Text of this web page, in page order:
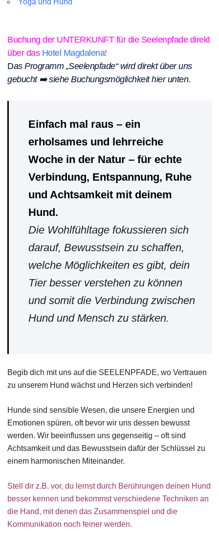
Buchung der UNTERKUNFT für die Seelenpfade direkt
über das Hotel Magdalena!
Das Programm „Seelenpfade“ wird direkt über uns
gebucht ➡️ siehe Buchungsmöglichkeit hier unten.
Einfach mal raus – ein
erholsames und lehrreiche
Woche in der Natur – für echte
Verbindung, Entspannung, Ruhe
und Achtsamkeit mit deinem
Hund.
Die Wohlfühltage fokussieren sich
darauf, Bewusstsein zu schaffen,
welche Möglichkeiten es gibt, dein
Tier besser verstehen zu können
und somit die Verbindung zwischen
Hund und Mensch zu stärken.
Begib dich mit uns auf die SEELENPFADE, wo Vertrauen
zu unserem Hund wächst und Herzen sich verbinden!
Hunde sind sensible Wesen, die unsere Energien und
Emotionen spüren, oft bevor wir uns dessen bewusst
werden. Wir beeinflussen uns gegenseitig – oft sind
Achtsamkeit und das Bewusstsein dafür der Schlüssel zu
einem harmonischen Miteinander.
Stell dir z.B. vor, du lernst durch Berührungen deinen Hund
besser kennen und bekommst verschiedene Techniken an
die Hand, mit denen das Zusammenspiel und die
Kommunikation noch feiner werden.